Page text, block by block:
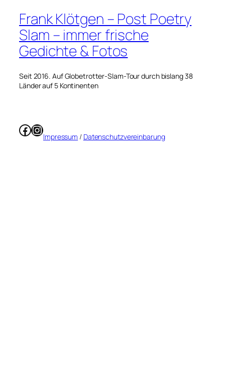
Frank Klötgen – Post Poetry
Slam – immer frische
Gedichte & Fotos
Seit 2016. Auf Globetrotter-Slam-Tour durch bislang 38
Länder auf 5 Kontinenten
Facebook
Instagram
Impressum / Datenschutzvereinbarung